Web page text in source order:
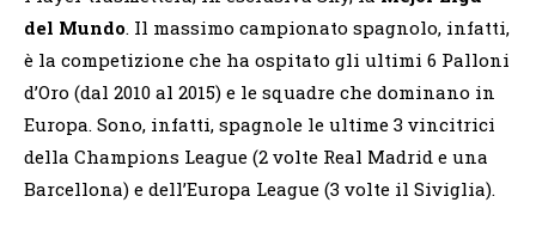
del Mundo. Il massimo campionato spagnolo, infatti,
è la competizione che ha ospitato gli ultimi 6 Palloni
d’Oro (dal 2010 al 2015) e le squadre che dominano in
Europa. Sono, infatti, spagnole le ultime 3 vincitrici
della Champions League (2 volte Real Madrid e una
Barcellona) e dell’Europa League (3 volte il Siviglia).